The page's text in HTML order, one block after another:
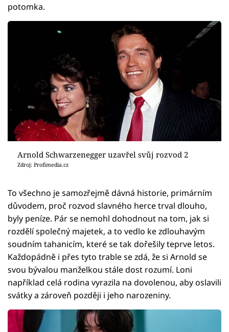
potomka.
Arnold Schwarzenegger uzavřel svůj rozvod 2
Zdroj: Profimedia.cz
To všechno je samozřejmě dávná historie, primárním
důvodem, proč rozvod slavného herce trval dlouho,
byly peníze. Pár se nemohl dohodnout na tom, jak si
rozdělí společný majetek, a to vedlo ke zdlouhavým
soudním tahanicím, které se tak dořešily teprve letos.
Každopádně i přes tyto trable se zdá, že si Arnold se
svou bývalou manželkou stále dost rozumí. Loni
například celá rodina vyrazila na dovolenou, aby oslavili
svátky a zároveň později i jeho narozeniny.